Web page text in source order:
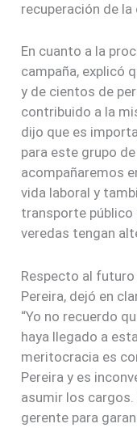
recuperación de la
En cuanto a la
campaña, explicó
y de cientos de
contribuido a la
dijo que es
para este grupo
acompañaremos
vida laboral y
transporte público
veredas tengan
Respecto al futuro
Pereira, dejó en
“Yo no recuerdo
haya llegado a
meritocracia es
Pereira y es
asumir los
gerente para